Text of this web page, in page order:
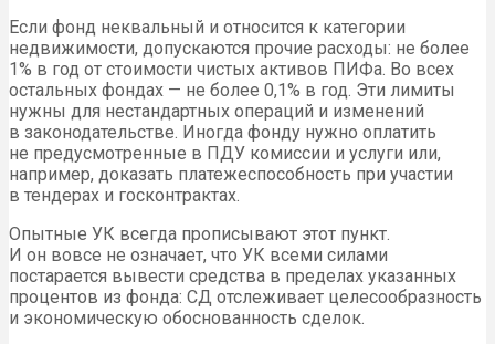
Если фонд неквальный и относится к категории
недвижимости, допускаются прочие расходы: не более
1% в год от стоимости чистых активов ПИФа. Во всех
остальных фондах — не более 0,1% в год. Эти лимиты
нужны для нестандартных операций и изменений
в законодательстве. Иногда фонду нужно оплатить
не предусмотренные в ПДУ комиссии и услуги или,
например, доказать платежеспособность при участии
в тендерах и госконтрактах.
Опытные УК всегда прописывают этот пункт.
И он вовсе не означает, что УК всеми силами
постарается вывести средства в пределах указанных
процентов из фонда: СД отслеживает целесообразность
и экономическую обоснованность сделок.